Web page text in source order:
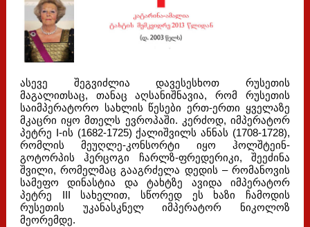
ასევე შეგვიძლია დავესესხოთ რუსეთის
მაგალითსაც, თანაც აღსანიშნავია, რომ რუსეთის
საიმპერატორო სახლის წესები ერთ-ერთი ყველაზე
მკაცრი იყო მთელს ევროპაში. კერძოდ, იმპერატორ
პეტრე I-ის (1682-1725) ქალიშვილს ანნას (1708-1728),
რომლის მეუღლე-კონსორტი იყო ჰოლშტეინ-
გოტორპის ჰერცოგი ჩარლზ-ფრედერიკი, შეეძინა
შვილი, რომელმაც გააგრძელა დედის – რომანოვის
სამეფო დინასტია და ტახტზე ავიდა იმპერატორ
პეტრე III სახელით, სწორედ ეს ხაზი ჩამოდის
რუსეთის უკანასკნელ იმპერატორ ნიკოლოზ
მეორემდე.